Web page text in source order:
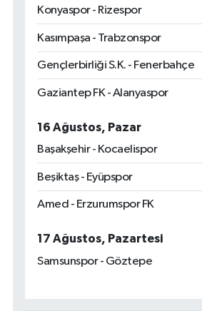
Konyaspor - Rizespor
Kasımpaşa - Trabzonspor
Gençlerbirliği S.K. - Fenerbahçe
Gaziantep FK - Alanyaspor
16 Ağustos, Pazar
Başakşehir - Kocaelispor
Beşiktaş - Eyüpspor
Amed - Erzurumspor FK
17 Ağustos, Pazartesi
Samsunspor - Göztepe